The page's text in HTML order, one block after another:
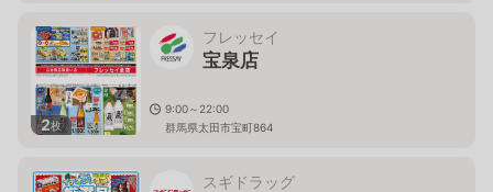
2枚
フレッセイ
宝泉店
9:00～22:00
群馬県太田市宝町864
スギドラッグ